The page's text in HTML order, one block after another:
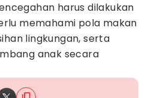
harus dilakukan
memahami pola makan
lingkungan, serta
anak secara